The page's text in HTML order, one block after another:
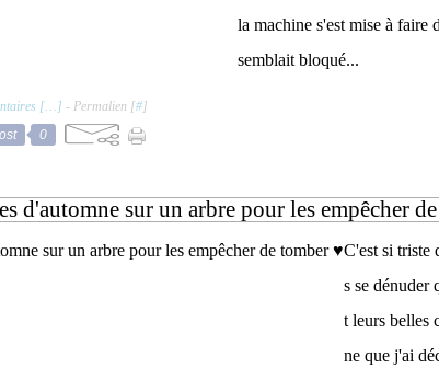
la machine s'est mise à faire
semblait bloqué...
[… ] - Permalien [#]
0
d'automne sur un arbre pour les empêcher
C'est si triste
s se dénuder
t leurs belles
ne que j'ai